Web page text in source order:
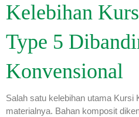
Kelebihan
Type 5
Konvensional
Salah satu kelebihan utama Kursi
materialnya. Bahan komposit